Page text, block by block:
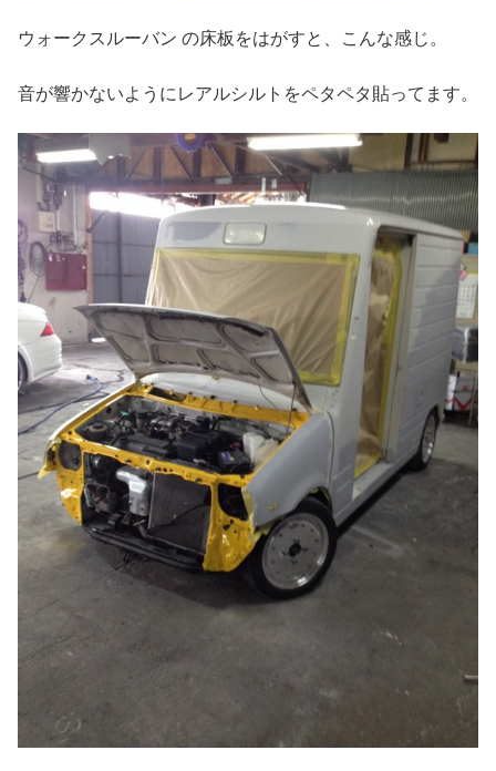
ウォークスルーバン の床板をはがすと、こんな感じ。
音が響かないようにレアルシルトをペタペタ貼ってます。